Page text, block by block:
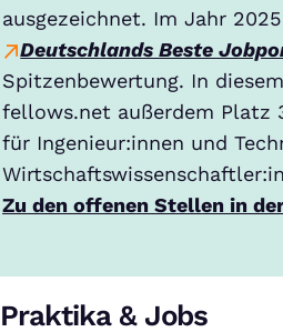
ausgezeichnet. Im Jahr
Deutschlands Beste
Spitzenbewertung. In
fellows.net außerdem Platz
für Ingenieur:innen und
Zu den offenen Stellen in
Praktika & Jobs